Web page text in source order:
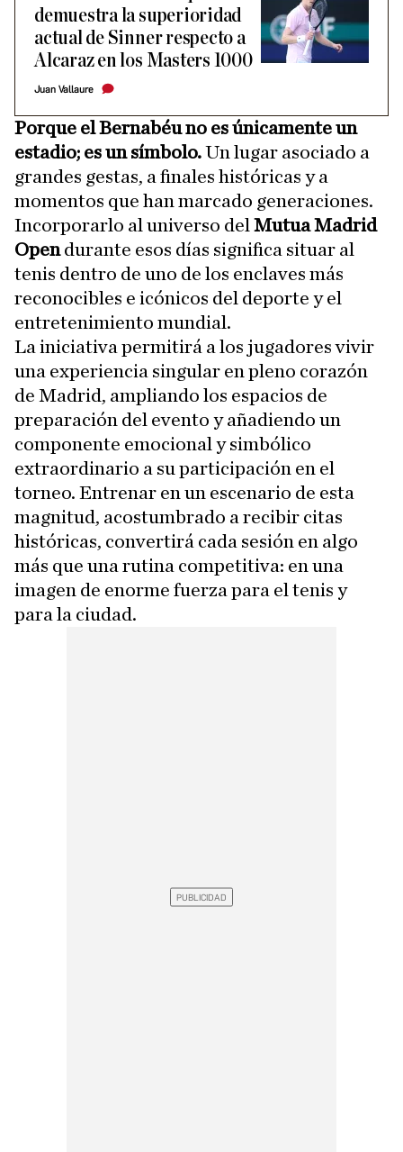
demuestra la superioridad
actual de Sinner respecto a
Alcaraz en los Masters 1000
Juan Vallaure
Porque el Bernabéu no es únicamente un
estadio; es un símbolo.Un lugar asociado a
grandes gestas, a finales históricas y a
momentos que han marcado generaciones.
Incorporarlo al universo del Mutua Madrid
Opendurante esos días significa situar al
tenis dentro de uno de los enclaves más
reconocibles e icónicos del deporte y el
entretenimiento mundial.
La iniciativa permitirá a los jugadores vivir
una experiencia singular en pleno corazón
de Madrid, ampliando los espacios de
preparación del evento y añadiendo un
componente emocional y simbólico
extraordinario a su participación en el
torneo. Entrenar en un escenario de esta
magnitud, acostumbrado a recibir citas
históricas, convertirá cada sesión en algo
más que una rutina competitiva: en una
imagen de enorme fuerza para el tenis y
para la ciudad.